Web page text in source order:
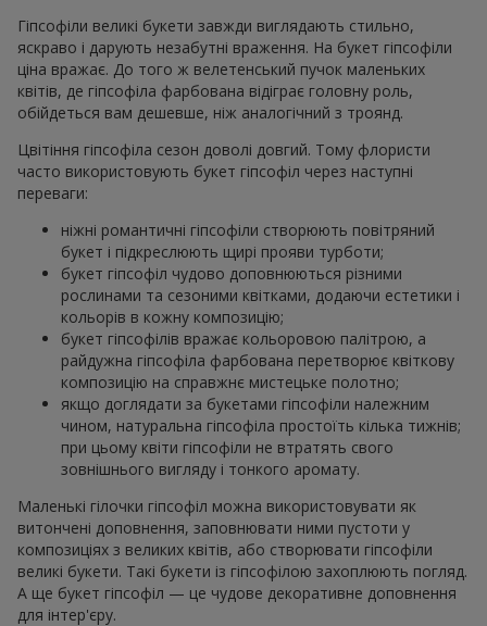
Гіпсофіли великі букети завжди виглядають стильно,
яскраво і дарують незабутні враження. На букет гіпсофіли
ціна вражає. До того ж велетенський пучок маленьких
квітів, де гіпсофіла фарбована відіграє головну роль,
обійдеться вам дешевше, ніж аналогічний з троянд.
Цвітіння гіпсофіла сезон доволі довгий. Тому флористи
часто використовують букет гіпсофіл через наступні
переваги:
ніжні романтичні гіпсофіли створюють повітряний
букет і підкреслюють щирі прояви турботи;
букет гіпсофіл чудово доповнюються різними
рослинами та сезоними квітками, додаючи естетики і
кольорів в кожну композицію;
букет гіпсофілів вражає кольоровою палітрою, а
райдужна гіпсофіла фарбована перетворює квіткову
композицію на справжнє мистецьке полотно;
якщо доглядати за букетами гіпсофіли належним
чином, натуральна гіпсофіла простоїть кілька тижнів;
при цьому квіти гіпсофіли не втратять свого
зовнішнього вигляду і тонкого аромату.
Маленькі гілочки гіпсофіл можна використовувати як
витончені доповнення, заповнювати ними пустоти у
композиціях з великих квітів, або створювати гіпсофіли
великі букети. Такі букети із гіпсофілою захоплюють погляд.
А ще букет гіпсофіл — це чудове декоративне доповнення
для інтер'єру.